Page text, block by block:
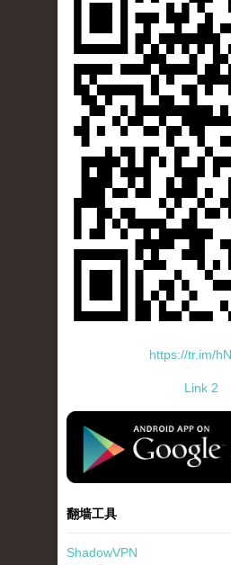
https://tr.im/
Link 2
standard-icon-
翻墙工具
ShadowVPN